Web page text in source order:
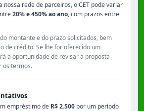
nossa rede de parceiros, o CET pode variar
20% e 450% ao ano, com prazos entre
montante e do prazo solicitados, bem
de crédito. Se lhe for oferecido um
a oportunidade de revisar a proposta
os termos.
empréstimo de R$ 2.500 por um período